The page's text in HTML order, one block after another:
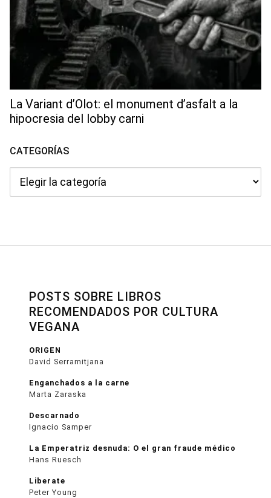
La Variant d’Olot: el monument d’asfalt a la
hipocresia del lobby carni
CATEGORÍAS
POSTS SOBRE LIBROS
RECOMENDADOS POR CULTURA
VEGANA
ORIGEN
David Serramitjana
Enganchados a la carne
Marta Zaraska
Descarnado
Ignacio Samper
La Emperatriz desnuda: O el gran fraude médico
Hans Ruesch
Liberate
Peter Young